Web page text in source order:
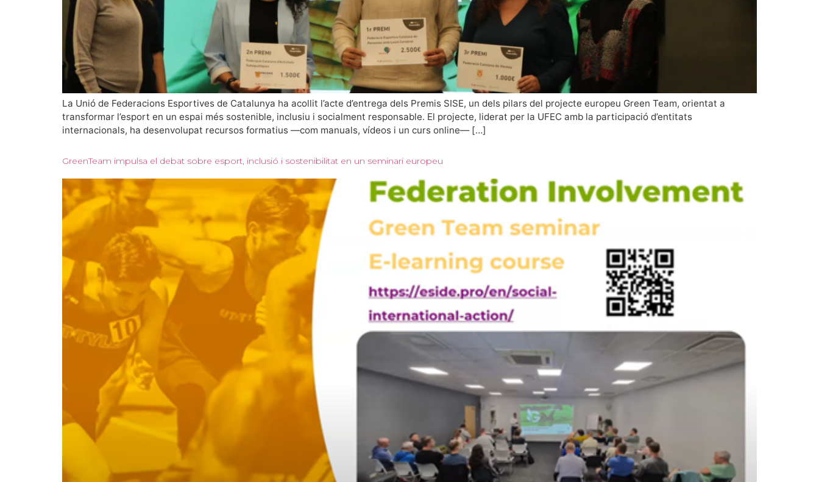
La Unió de Federacions Esportives de Catalunya ha acollit l’acte d’entrega dels Premis SISE, un dels pilars del projecte europeu Green Team, orientat a
transformar l’esport en un espai més sostenible, inclusiu i socialment responsable. El projecte, liderat per la UFEC amb la participació d’entitats
internacionals, ha desenvolupat recursos formatius —com manuals, vídeos i un curs online— […]
GreenTeam impulsa el debat sobre esport, inclusió i sostenibilitat en un seminari europeu